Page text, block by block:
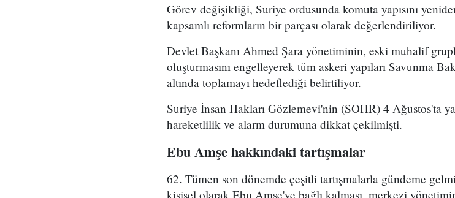
Görev değişikliği, Suriye ordusunda komuta yapısını
kapsamlı reformların bir parçası olarak değerlendiriliyor.
Devlet Başkanı Ahmed Şara yönetiminin, eski muhalif
oluşturmasını engelleyerek tüm askeri yapıları Savunma
altında toplamayı hedeflediği belirtiliyor.
Suriye İnsan Hakları Gözlemevi'nin (SOHR) 4 Ağustos'ta
hareketlilik ve alarm durumuna dikkat çekilmişti.
Ebu Amşe hakkındaki tartışmalar
62. Tümen son dönemde çeşitli tartışmalarla gündeme
kişisel olarak Ebu Amşe'ye bağlı kalması, merkezi